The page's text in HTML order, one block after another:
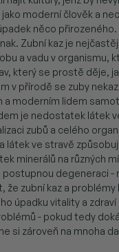
moderní člověk a
něco
Zubní kaz je
a vadu v organismu,
který se prostě děje,
v přírodě se zuby
a moderním lidem
je nedostatek látek
zubů a celého
látek ve stravě
minerálů na různých
degeneraci -
že zubní kaz a problémy
úpadku vitality a zdraví
- pokud tedy
si zároveň na mnoha